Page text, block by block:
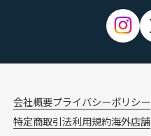
会社概要プライバシーポリシー
特定商取引法利用規約海外店舗